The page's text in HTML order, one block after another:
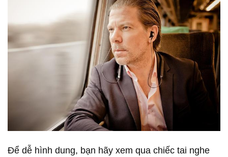
Để dễ hình dung, bạn hãy xem qua chiếc tai nghe